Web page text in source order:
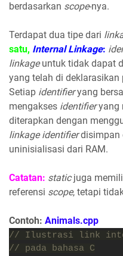
berdasarkan scope-nya.
Terdapat dua tipe dari
satu, Internal Linkage:
linkageuntuk tidak dapat
yang telah di
Setiap identifieryang
mengakses identifieryang
diterapkan dengan
linkage identifierdisimpan
uninisialisasi dari RAM.
Catatan: staticjuga
referensi scope, tetapi
Contoh: Animals.cpp
// Ilustrasi link
// pada bahasa C